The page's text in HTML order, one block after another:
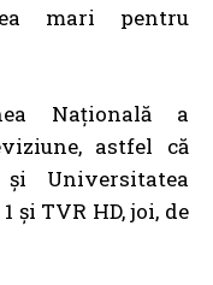
mari pentru
Națională a
astfel că
Universitatea
și TVR HD, joi, de